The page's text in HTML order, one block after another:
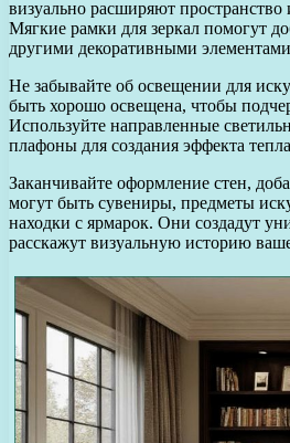
визуально расширяют пространство
Мягкие рамки для зеркал помогут
другими декоративными
Не забывайте об освещении для
быть хорошо освещена, чтобы
Используйте направленные
плафоны для создания эффекта
Заканчивайте оформление стен,
могут быть сувениры, предметы
находки с ярмарок. Они создадут
расскажут визуальную историю